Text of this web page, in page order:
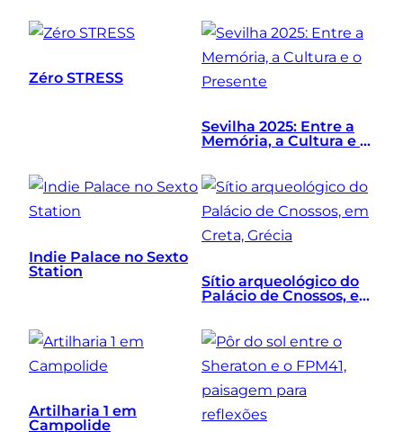
Zéro STRESS
Sevilha 2025: Entre a
Memória, a Cultura e o
Indie Palace no Sexto
Station
Sítio arqueológico do
Palácio de Cnossos, em
Artilharia 1 em
Campolide